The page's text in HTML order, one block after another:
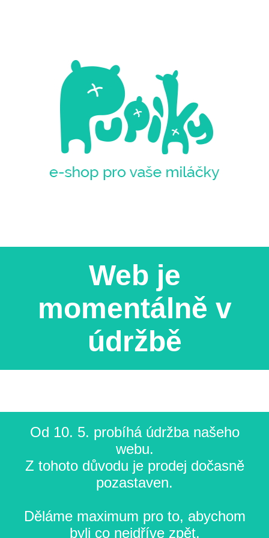
Web je
momentálně v
údržbě
Od 10. 5. probíhá údržba našeho
webu.
Z tohoto důvodu je prodej dočasně
pozastaven.
Děláme maximum pro to, abychom
byli co nejdříve zpět.